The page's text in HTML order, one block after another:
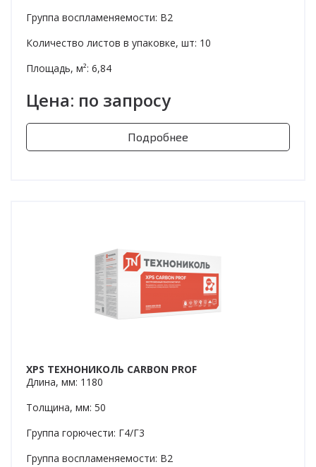
Группа воспламеняемости: В2
Количество листов в упаковке, шт: 10
Площадь, м²: 6,84
Цена: по запросу
Подробнее
XPS ТЕХНОНИКОЛЬ CARBON PROF
Длина, мм: 1180
Толщина, мм: 50
Группа горючести: Г4/Г3
Группа воспламеняемости: В2